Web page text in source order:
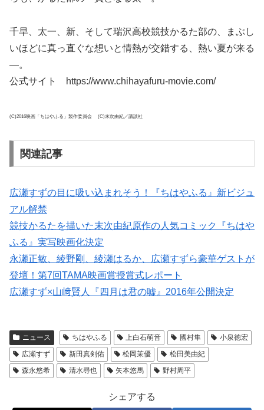
千早、太一、新、そして瑞沢高校競技かるた部の、まぶし
いほどに真っ直ぐな想いと情熱が交錯する、熱い夏が来る
―。
公式サイト https://www.chihayafuru-movie.com/
(C)2016映画「ちはやふる」製作委員会 (C)末次由紀／講談社
関連記事
広瀬すずの目に吸い込まれそう！『ちはやふる』新ビジュ
アル解禁
競技かるたを描いた末次由紀原作の人気コミック『ちはや
ふる』実写映画化決定
永瀬正敏、綾野剛、綾瀬はるか、広瀬すずら豪華ゲストが
登壇！第7回TAMA映画賞授賞式レポート
広瀬すず×山﨑賢人『四月は君の嘘』2016年公開決定
ニュース ちはやふる 上白石萌音 國村隼
小泉徳宏
広瀬すず
新田真剣佑 松岡茉優
松田美由紀
森永悠希
清水尋也 矢本悠馬 野村周平
シェアする